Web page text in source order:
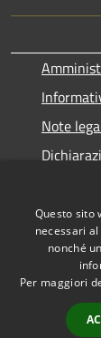
Note
Accessibilità
Privacy
Mappa del
Questo sito
necessari
nonché
Per maggiori